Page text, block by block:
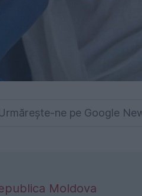
ne pe Google
Moldova